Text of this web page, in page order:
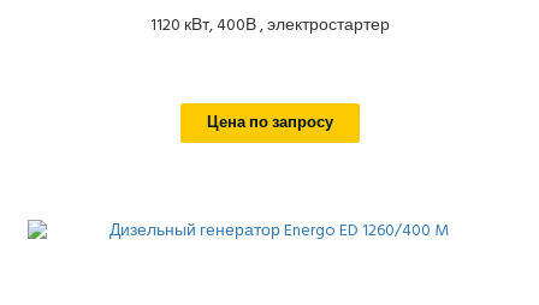
1120 кВт, 400В , электростартер
Цена по запросу